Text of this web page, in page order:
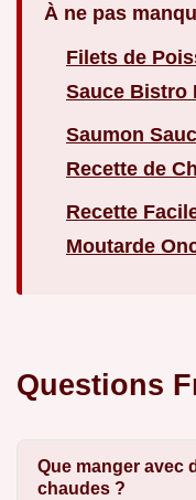
À ne pas
Filets de
Sauce Bistro
Saumon
Recette de
Recette
Moutarde
Questions
Que manger avec
chaudes ?